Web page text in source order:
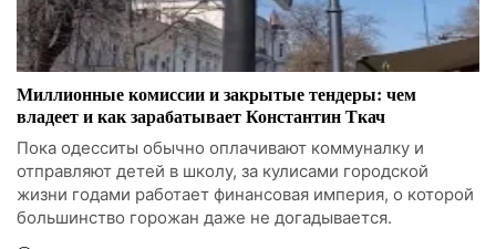
Миллионные комиссии и закрытые тендеры: чем
владеет и как зарабатывает Константин Ткач
Пока одесситы обычно оплачивают коммуналку и
отправляют детей в школу, за кулисами городской
жизни годами работает финансовая империя, о которой
большинство горожан даже не догадывается.